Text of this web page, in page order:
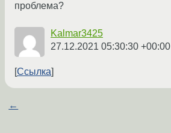
проблема?
Kalmar3425
27.12.2021 05:30:30 +00:00
Ссылка
←